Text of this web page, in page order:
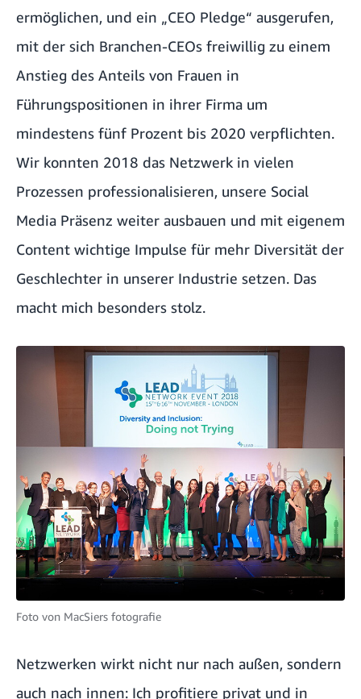
ermöglichen, und ein „CEO Pledge“ ausgerufen,
mit der sich Branchen-CEOs freiwillig zu einem
Anstieg des Anteils von Frauen in
Führungspositionen in ihrer Firma um
mindestens fünf Prozent bis 2020 verpflichten.
Wir konnten 2018 das Netzwerk in vielen
Prozessen professionalisieren, unsere Social
Media Präsenz weiter ausbauen und mit eigenem
Content wichtige Impulse für mehr Diversität der
Geschlechter in unserer Industrie setzen. Das
macht mich besonders stolz.
Foto von MacSiers fotografie
Netzwerken wirkt nicht nur nach außen, sondern
auch nach innen: Ich profitiere privat und in